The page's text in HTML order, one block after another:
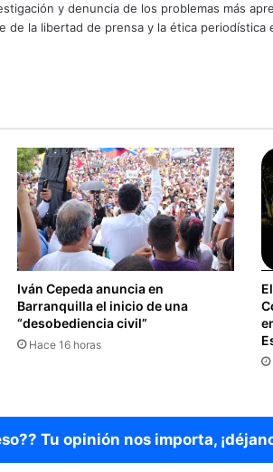
y denuncia de los problemas más
de la libertad de prensa y la ética periodística
Iván Cepeda anuncia en
Barranquilla el inicio de una
“desobediencia civil”
Hace 16 horas
Tu opinión nos importa,